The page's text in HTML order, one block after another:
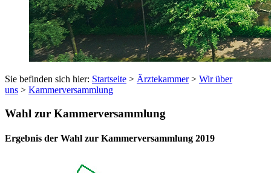
Sie befinden sich hier: Startseite > Ärztekammer> Wir über
uns > Kammerversammlung
Wahl zur Kammerversammlung
Ergebnis der Wahl zur Kammerversammlung 2019